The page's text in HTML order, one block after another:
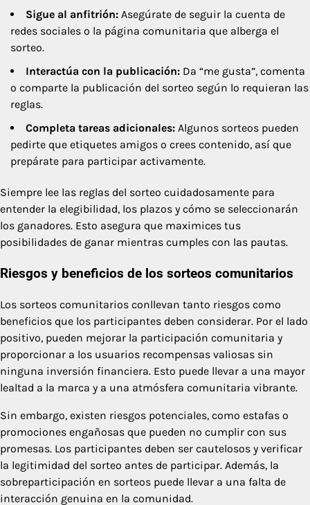
Sigue al anfitrión: Asegúrate de seguir la cuenta de
redes sociales o la página comunitaria que alberga el
sorteo.
Interactúa con la publicación: Da “me gusta”, comenta
o comparte la publicación del sorteo según lo requieran las
reglas.
Completa tareas adicionales: Algunos sorteos pueden
pedirte que etiquetes amigos o crees contenido, así que
prepárate para participar activamente.
Siempre lee las reglas del sorteo cuidadosamente para
entender la elegibilidad, los plazos y cómo se seleccionarán
los ganadores. Esto asegura que maximices tus
posibilidades de ganar mientras cumples con las pautas.
Riesgos y beneficios de los sorteos comunitarios
Los sorteos comunitarios conllevan tanto riesgos como
beneficios que los participantes deben considerar. Por el lado
positivo, pueden mejorar la participación comunitaria y
proporcionar a los usuarios recompensas valiosas sin
ninguna inversión financiera. Esto puede llevar a una mayor
lealtad a la marca y a una atmósfera comunitaria vibrante.
Sin embargo, existen riesgos potenciales, como estafas o
promociones engañosas que pueden no cumplir con sus
promesas. Los participantes deben ser cautelosos y verificar
la legitimidad del sorteo antes de participar. Además, la
sobreparticipación en sorteos puede llevar a una falta de
interacción genuina en la comunidad.